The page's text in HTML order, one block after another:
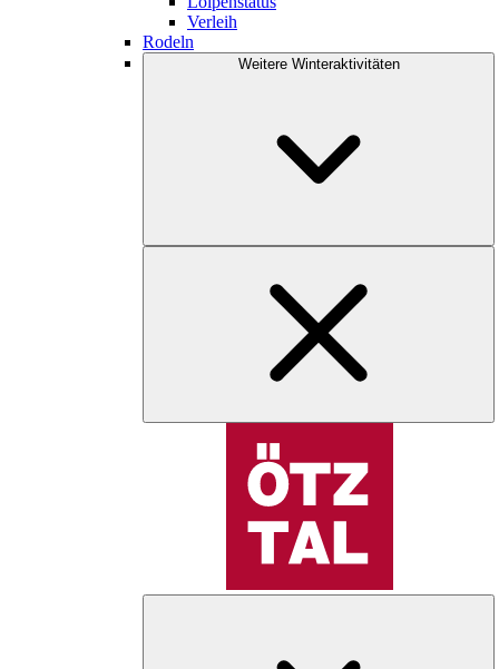
Verleih
Rodeln
Weitere Winteraktivitäten